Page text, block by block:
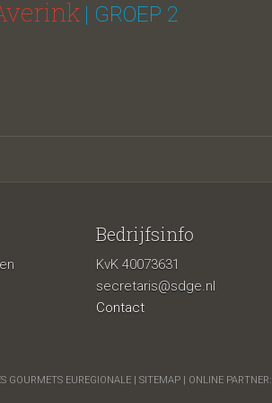
| GROEP 2
Bedrijfsinfo
KvK 40073631
secretaris@sdge.nl
Contact
GOURMETS EUREGIONALE | SITEMAP| ONLINE PARTNER: